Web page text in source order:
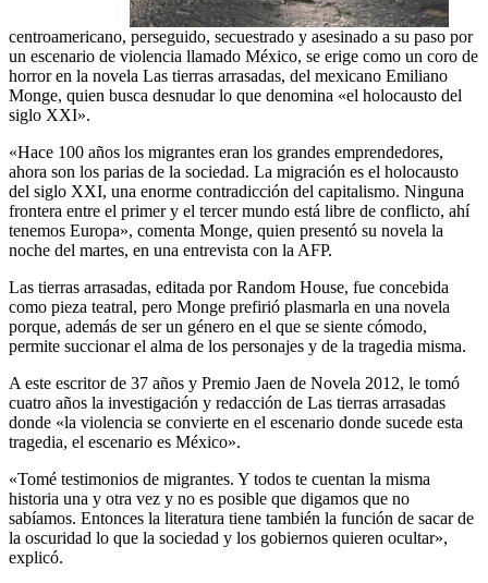
centroamericano, perseguido, secuestrado y asesinado a su paso por
un escenario de violencia llamado México, se erige como un coro de
horror en la novela Las tierras arrasadas, del mexicano Emiliano
Monge, quien busca desnudar lo que denomina «el holocausto del
siglo XXI».
«Hace 100 años los migrantes eran los grandes emprendedores,
ahora son los parias de la sociedad. La migración es el holocausto
del siglo XXI, una enorme contradicción del capitalismo. Ninguna
frontera entre el primer y el tercer mundo está libre de conflicto, ahí
tenemos Europa», comenta Monge, quien presentó su novela la
noche del martes, en una entrevista con la AFP.
Las tierras arrasadas, editada por Random House, fue concebida
como pieza teatral, pero Monge prefirió plasmarla en una novela
porque, además de ser un género en el que se siente cómodo,
permite succionar el alma de los personajes y de la tragedia misma.
A este escritor de 37 años y Premio Jaen de Novela 2012, le tomó
cuatro años la investigación y redacción de Las tierras arrasadas
donde «la violencia se convierte en el escenario donde sucede esta
tragedia, el escenario es México».
«Tomé testimonios de migrantes. Y todos te cuentan la misma
historia una y otra vez y no es posible que digamos que no
sabíamos. Entonces la literatura tiene también la función de sacar de
la oscuridad lo que la sociedad y los gobiernos quieren ocultar»,
explicó.